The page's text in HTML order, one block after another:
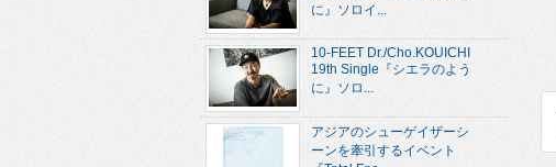
に』ソロイ...
10-FEET Dr./Cho.KOUICHI
19th Single『シエラのよう
に』ソロ...
アジアのシューゲイザーシ
ーンを牽引するイベント